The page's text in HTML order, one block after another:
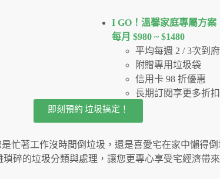
I GO！溫馨家庭專屬方案
每月 $980 ~ $1480
平均每週 2 / 3次到
附贈專用垃圾袋
信用卡 98 折優惠
長期訂閱享更多折扣
即刻預約 垃圾搞定！
忙著工作沒時間倒垃圾，還是喜愛宅在家中懶得
碎的垃圾分類與處理，讓您更專心享受宅經濟帶來